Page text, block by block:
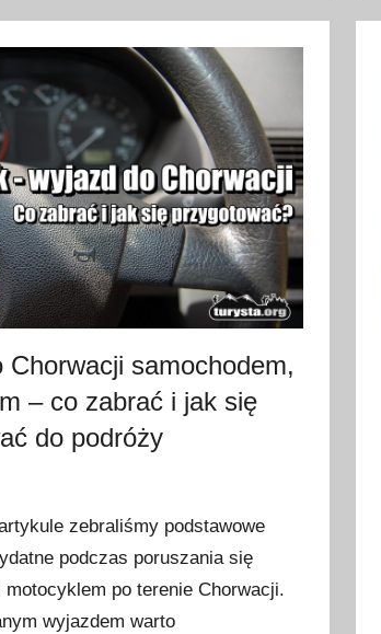
Chorwacji samochodem,
– co zabrać i jak się
do podróży
zebraliśmy podstawowe
podczas poruszania się
motocyklem po terenie Chorwacji.
wyjazdem warto